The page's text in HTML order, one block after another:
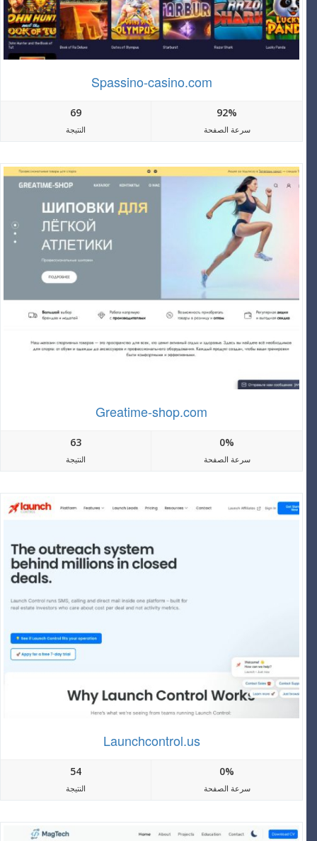
Spassino-casino.com
69
النتيجة
92%
سرعة الصفحة
Greatime-shop.com
63
النتيجة
0%
سرعة الصفحة
Launchcontrol.us
54
النتيجة
0%
سرعة الصفحة